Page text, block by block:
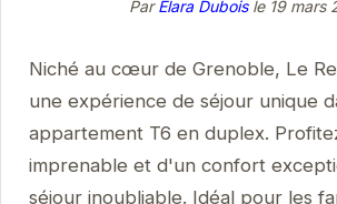
ParElara Duboisle 19 mars
Niché au cœur de Grenoble, Le
une expérience de séjour unique
appartement T6 en duplex.
imprenable et d'un confort
séjour inoubliable. Idéal pour les